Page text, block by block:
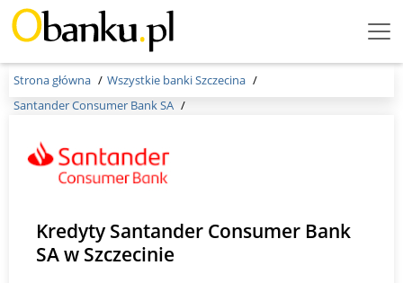
Menu
Strona główna
Wszystkie banki Szczecina
Santander Consumer Bank SA
Kredyty Santander Consumer Bank
SA w Szczecinie